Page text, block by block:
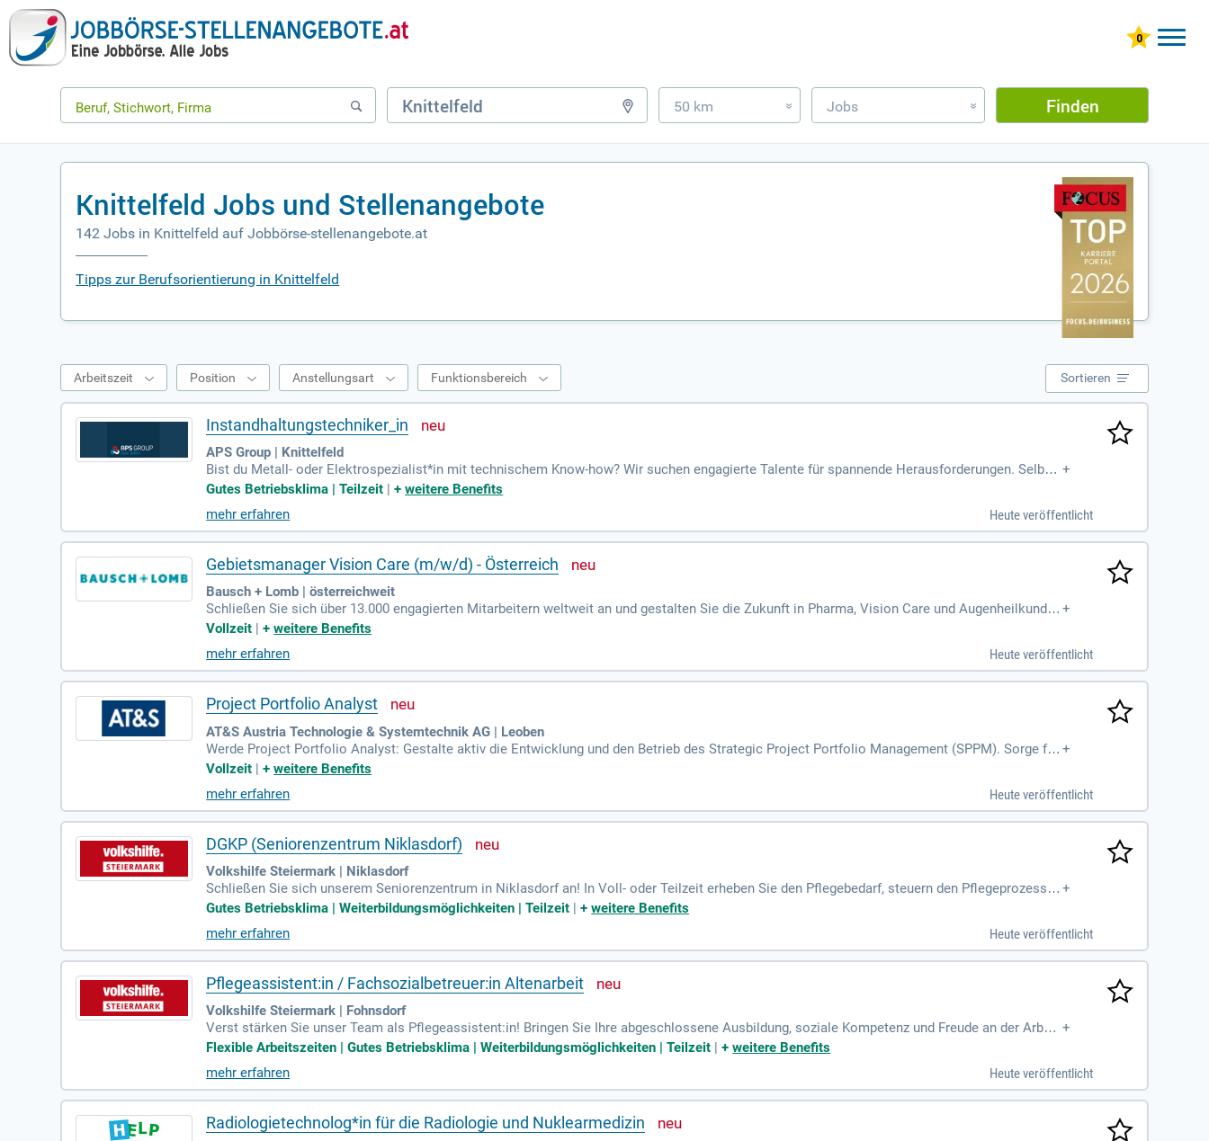
50 km » Jobs » Finden
Knittelfeld Jobs und Stellenangebote
142 Jobs in Knittelfeld auf Jobbörse-stellenangebote.at
Tipps zur Berufsorientierung in Knittelfeld
Arbeitszeit Position Anstellungsart Funktionsbereich Sortieren
Instandhaltungstechniker_in
APS Group | Knittelfeld
Bist du Metall- oder Elektrospezialist*in mit technischem Know-how? Wir suchen engagierte Talente für spannende Herausforderungen. Selbst
ständigkeit, Teamgeist und Schichtbereitschaft sind uns wichtig. Werde Teil unseres dynamischen Teams!
+
Gutes Betriebsklima | Teilzeit |+weitere Benefits
mehr erfahren
Heute veröffentlicht
Gebietsmanager Vision Care (m/w/d) - Österreich
Bausch + Lomb | österreichweit
Schließen Sie sich über 13.000 engagierten Mitarbeitern weltweit an und gestalten Sie die Zukunft in Pharma, Vision Care und Augenheilkunde
mit – zur Verbesserung der Sehkraft und Lebensqualität von Millionen Menschen.
+
Vollzeit |+weitere Benefits
mehr erfahren
Heute veröffentlicht
Project Portfolio Analyst
AT&S Austria Technologie & Systemtechnik AG | Leoben
Werde Project Portfolio Analyst: Gestalte aktiv die Entwicklung und den Betrieb des Strategic Project Portfolio Management (SPPM). Sorge für
ein transparentes, priorisiertes und gut gesteuertes Projektportfolio, das mit den strategischen Zielen unseres Unternehmens harmoniert.
+
Vollzeit |+weitere Benefits
mehr erfahren
Heute veröffentlicht
DGKP (Seniorenzentrum Niklasdorf)
Volkshilfe Steiermark | Niklasdorf
Schließen Sie sich unserem Seniorenzentrum in Niklasdorf an! In Voll- oder Teilzeit erheben Sie den Pflegebedarf, steuern den Pflegeprozess u
nd leiten das Team der Pflegeassistenz und Sozialbetreuung. Gestalten Sie Lebensqualität aktiv mit!
+
Gutes Betriebsklima | Weiterbildungsmöglichkeiten | Teilzeit |+weitere Benefits
mehr erfahren
Heute veröffentlicht
Pflegeassistent:in / Fachsozialbetreuer:in Altenarbeit
Volkshilfe Steiermark | Fohnsdorf
Verst stärken Sie unser Team als Pflegeassistent:in! Bringen Sie Ihre abgeschlossene Ausbildung, soziale Kompetenz und Freude an der Arbeit
mit älteren Menschen ein. Ihr Verantwortungsbewusstsein und Teamgeist sind bei uns herzlich willkommen!
+
Flexible Arbeitszeiten | Gutes Betriebsklima | Weiterbildungsmöglichkeiten | Teilzeit |+weitere Benefits
mehr erfahren
Heute veröffentlicht
Radiologietechnolog*in für die Radiologie und Nuklearmedizin